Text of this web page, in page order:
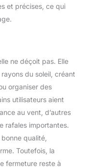
à
offre une
15,7 m²
Compact et
emportez cet
partout
grâce au sac
à roulettes
x 300D.
roulettes est
coffres de
et précises, ce qui
ne déçoit pas. Elle
du soleil, créant
organiser des
utilisateurs aient
au vent, d’autres
rafales importantes.
qualité,
Toutefois, la
fermeture reste à